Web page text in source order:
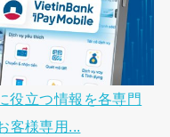
役立つ情報を各専門
客様専用...